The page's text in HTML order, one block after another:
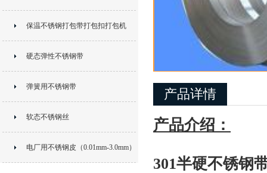
保温不锈钢打包带打包扣打包机
硬态弹性不锈钢带
弹簧用不锈钢带
软态不锈钢丝
电厂用不锈钢皮（0.01mm-3.0mm）
产品详情
产品介绍：
301半硬不锈钢